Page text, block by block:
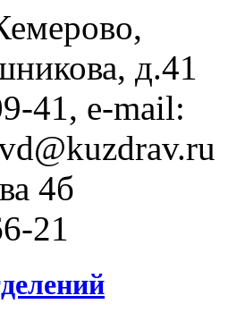
д.41
41, e-mail:
4б
21